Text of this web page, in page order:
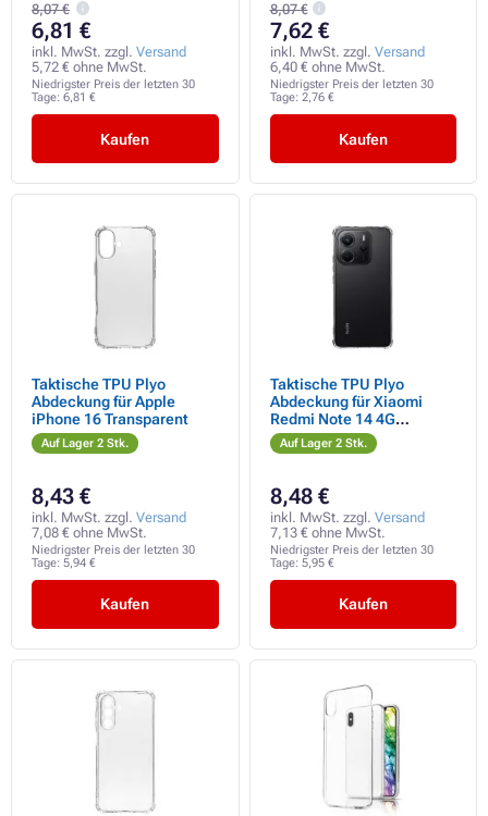
8,07 €
6,81 €
inkl. MwSt. zzgl. Versand
5,72 € ohne MwSt.
Niedrigster Preis der letzten 30
Tage: 6,81 €
Kaufen
8,07 €
7,62 €
inkl. MwSt. zzgl. Versand
6,40 € ohne MwSt.
Niedrigster Preis der letzten 30
Tage: 2,76 €
Kaufen
Taktische TPU Plyo
Abdeckung für Apple
iPhone 16 Transparent
Auf Lager 2 Stk.
8,43 €
inkl. MwSt. zzgl. Versand
7,08 € ohne MwSt.
Niedrigster Preis der letzten 30
Tage: 5,94 €
Kaufen
Taktische TPU Plyo
Abdeckung für Xiaomi
Redmi Note 14 4G
Transparent
Auf Lager 2 Stk.
8,48 €
inkl. MwSt. zzgl. Versand
7,13 € ohne MwSt.
Niedrigster Preis der letzten 30
Tage: 5,95 €
Kaufen